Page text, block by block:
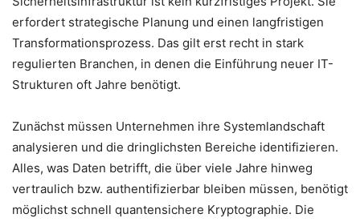
erfordert strategische Planung und einen langfristigen
Transformationsprozess. Das gilt erst recht in stark
regulierten Branchen, in denen die Einführung neuer IT-
Strukturen oft Jahre benötigt.
Zunächst müssen Unternehmen ihre Systemlandschaft
analysieren und die dringlichsten Bereiche identifizieren.
Alles, was Daten betrifft, die über viele Jahre hinweg
vertraulich bzw. authentifizierbar bleiben müssen, benötigt
möglichst schnell quantensichere Kryptographie. Die